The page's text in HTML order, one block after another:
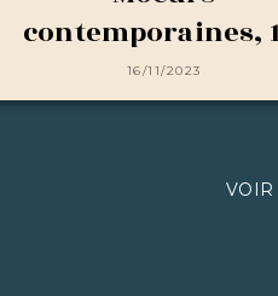
contemporaines,
16/11/2023
VOIR